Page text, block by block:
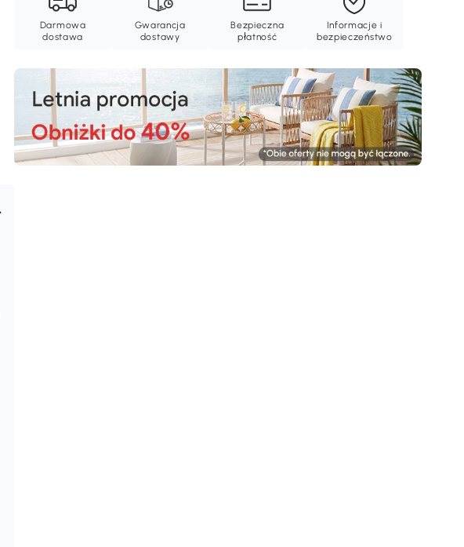
Darmowa
dostawa
Gwarancja
dostawy
Bezpieczna
płatność
Informacje i
bezpieczeństwo